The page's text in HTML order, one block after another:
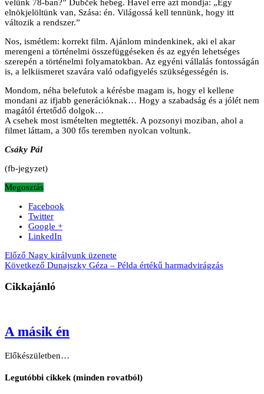
velünk 78-ban?” Dubček hebeg. Havel erre azt mondja: „Egy
elnökjelöltünk van, Szása: én. Világossá kell tennünk, hogy itt
változik a rendszer.”
Nos, ismétlem: korrekt film. Ajánlom mindenkinek, aki el akar
merengeni a történelmi összefüggéseken és az egyén lehetséges
szerepén a történelmi folyamatokban. Az egyéni vállalás fontosságán
is, a lelkiismeret szavára való odafigyelés szükségességén is.
Mondom, néha belefutok a kérésbe magam is, hogy el kellene
mondani az ifjabb generációknak… Hogy a szabadság és a jólét nem
magától értetődő dolgok…
A csehek most ismételten megtették. A pozsonyi moziban, ahol a
filmet láttam, a 300 fős teremben nyolcan voltunk.
Csáky Pál
(fb-jegyzet)
Megosztás
Facebook
Twitter
Google +
LinkedIn
Előző Nagy királyunk üzenete
Következő Dunajszky Géza – Példa értékű harmadvirágzás
Cikkajánló
A másik én
Előkészületben…
Legutóbbi cikkek (minden rovatból)